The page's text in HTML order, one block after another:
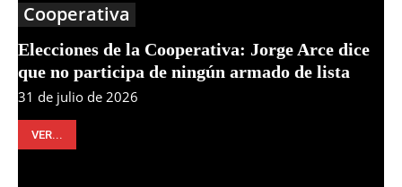
Cooperativa
Elecciones de la Cooperativa: Jorge Arce dice
que no participa de ningún armado de lista
31 de julio de 2026
VER...